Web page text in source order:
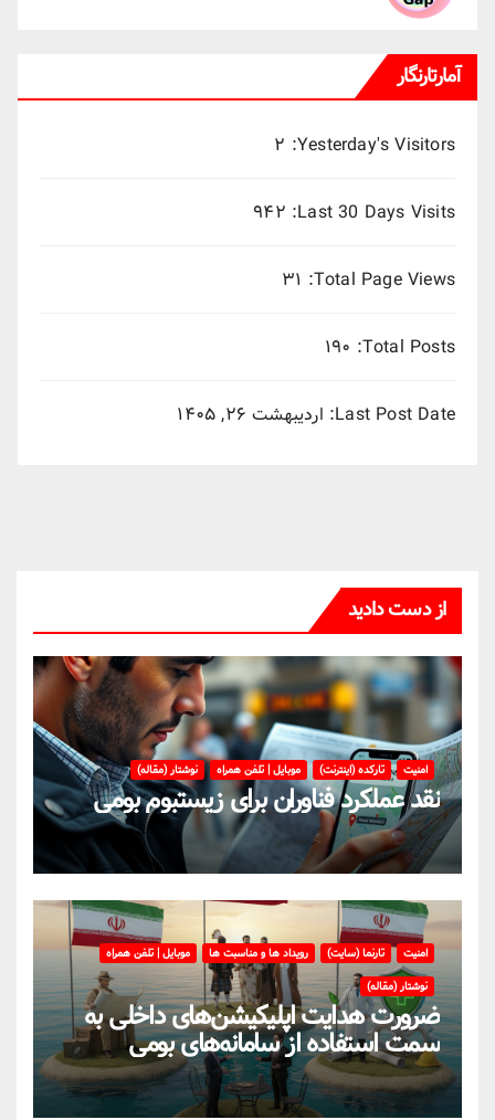
آمارتارنگار
Yesterday's Visitors: ۲
Last 30 Days Visits: ۹۴۲
Total Page Views: ۳۱
Total Posts: ۱۹۰
Last Post Date: اردیبهشت ۲۶, ۱۴۰۵
از دست دادید
امنیت تارکده (اینترنت) موبایل | تلفن همراه نوشتار (مقاله)
نقد عملکرد فناوران برای زیستبوم بومی
امنیت تارنما (سایت) رویداد ها و مناسبت ها
موبایل | تلفن همراه
نوشتار (مقاله)
ضرورت هدایت اپلیکیشن‌های داخلی به
سمت استفاده از سامانه‌های بومی